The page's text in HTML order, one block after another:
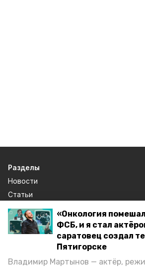
«Онкология
ФСБ, и я стал
саратовец создал
Пятигорске
Владимир Мартынов — актёр,
Разделы
Новости
Статьи
О компании
Документы
Ставропольское краевое